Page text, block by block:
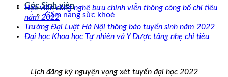
Góc Sinh viên
Cẩm nang sức khoẻ
Học viện công nghệ bưu chính viễn thông công bố chỉ tiêu
năm 2022
Trường Đại Luật Hà Nội thông báo tuyển sinh năm 2022
Đại học Khoa học Tự nhiên và Y Dược tăng nhẹ chỉ tiêu
Lịch đăng ký nguyện vọng xét tuyển đại học 2022